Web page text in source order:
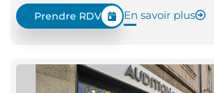
Prendre RDV En savoir plus